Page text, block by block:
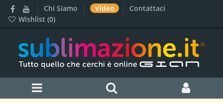
Chi Siamo Video
Contattaci
Wishlist (0)